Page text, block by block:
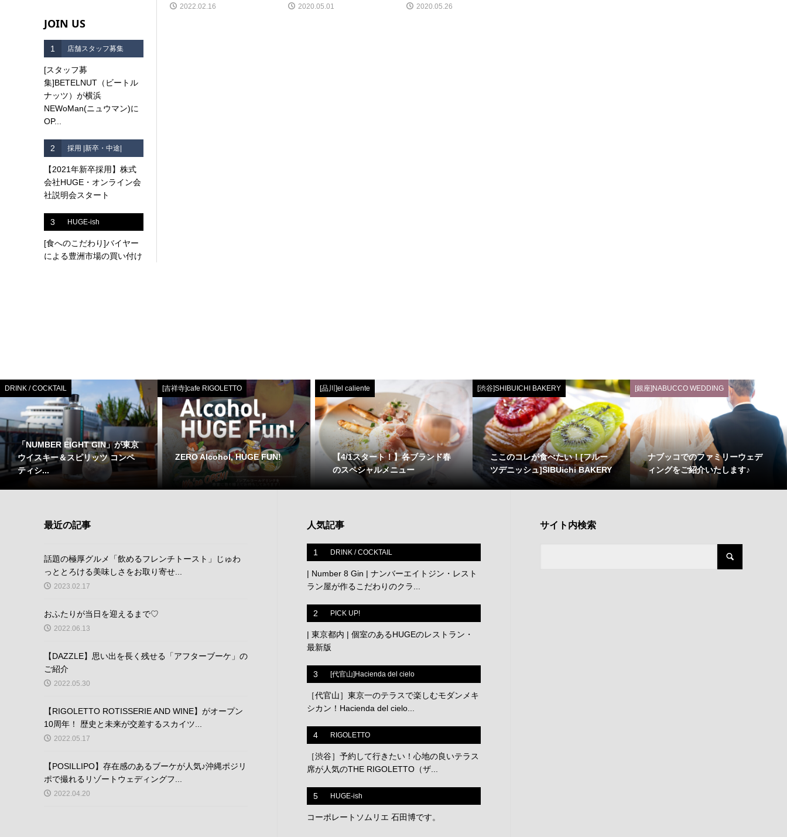
2022.02.16 2020.05.01 2020.05.26
JOIN US
1 店舗スタッフ募集
[スタッフ募
集]BETELNUT（ビートル
ナッツ）が横浜
NEWoMan(ニュウマン)に
OP...
2 採用 |新卒・中途|
【2021年新卒採用】株式
会社HUGE・オンライン会
社説明会スタート
3 HUGE-ish
[食へのこだわり]バイヤー
による豊洲市場の買い付け
DRINK / COCKTAIL
「NUMBER EIGHT GIN」が東京
ウイスキー＆スピリッツ コンペ
ティシ...
[吉祥寺]cafe RIGOLETTO
ZERO Alcohol, HUGE FUN!
[品川]el caliente
【4/1スタート！】各ブランド春
のスペシャルメニュー
[渋谷]SHIBUICHI BAKERY
ここのコレが食べたい！[フルー
ツデニッシュ]SIBUichi BAKERY
[銀座]NABUCCO WEDDING
ナブッコでのファミリーウェデ
ィングをご紹介いたします♪
最近の記事
話題の極厚グルメ「飲めるフレンチトースト」じゅわ
っととろける美味しさをお取り寄せ...
2023.02.17
おふたりが当日を迎えるまで♡
2022.06.13
【DAZZLE】思い出を長く残せる「アフターブーケ」の
ご紹介
2022.05.30
【RIGOLETTO ROTISSERIE AND WINE】がオープン
10周年！ 歴史と未来が交差するスカイツ...
2022.05.17
【POSILLIPO】存在感のあるブーケが人気♪沖縄ポジリ
ポで撮れるリゾートウェディングフ...
2022.04.20
人気記事
1 DRINK / COCKTAIL
| Number 8 Gin | ナンバーエイトジン・レスト
ラン屋が作るこだわりのクラ...
2 PICK UP!
| 東京都内 | 個室のあるHUGEのレストラン・
最新版
3 [代官山]Hacienda del cielo
［代官山］東京一のテラスで楽しむモダンメキ
シカン！Hacienda del cielo...
4 RIGOLETTO
［渋谷］予約して行きたい！心地の良いテラス
席が人気のTHE RIGOLETTO（ザ...
5 HUGE-ish
コーポレートソムリエ 石田博です。
サイト内検索